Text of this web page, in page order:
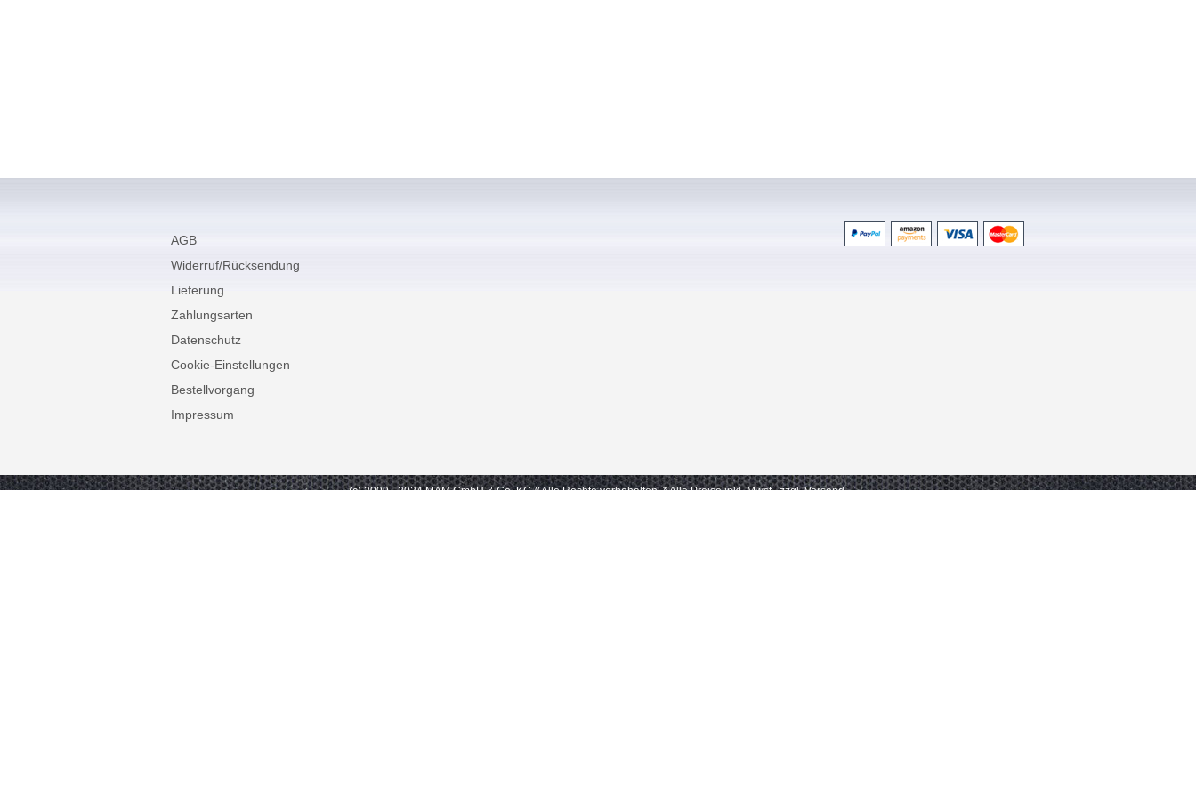
AGB
Widerruf/Rücksendung
Lieferung
Zahlungsarten
Datenschutz
Cookie-Einstellungen
Bestellvorgang
Impressum
(c) 2009 - 2024 MAM GmbH & Co. KG // Alle Rechte vorbehalten. * Alle Preise inkl. Mwst., zzgl. Versand.